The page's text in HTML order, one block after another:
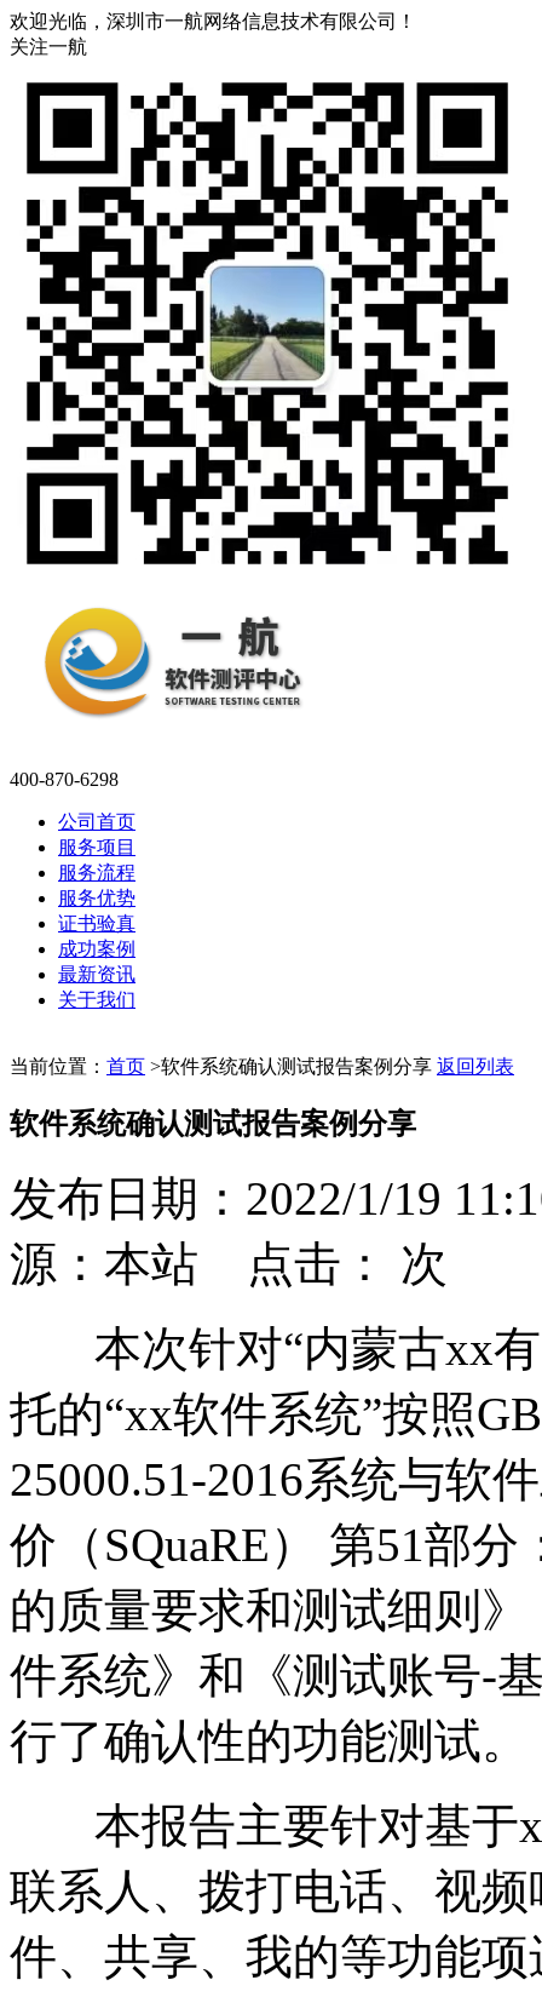
欢迎光临，深圳市一航网络信息技术有限公司！
关注一航
400-870-6298
公司首页
服务项目
服务流程
服务优势
证书验真
成功案例
最新资讯
关于我们
当前位置： 首页 >软件系统确认测试报告案例分享 返回列表
软件系统确认测试报告案例分享
发布日期：2022/1/19
源：本站 点击： 次
本次针对“内蒙古xx有
托的“xx软件系统”按照
25000.51-2016系统与软
价（SQuaRE） 第51部
的质量要求和测试细则
件系统》和《测试账号-
行了确认性的功能测试。
本报告主要针对基于
联系人、拨打电话、视
件、共享、我的等功能